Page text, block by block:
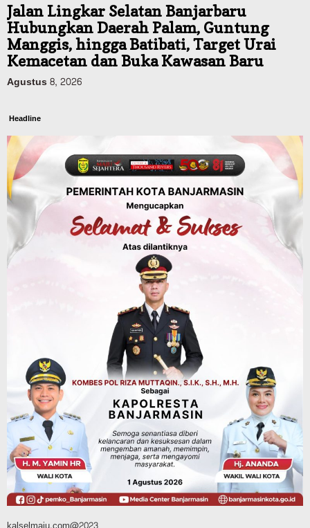
Jalan Lingkar Selatan Banjarbaru
Hubungkan Daerah Palam, Guntung
Manggis, hingga Batibati, Target Urai
Kemacetan dan Buka Kawasan Baru
Agustus 8, 2026
Headline
Panaskan Kembali Arena Panjat Tebing,
FPTI Banjarmasin Siapkan Sirkuit se-
Kalsel
Agustus 8, 2026
Sosial & Keagamaan
Hari Pramuka ke-65, Kwarcab
Banjarmasin Ziarah ke Makam Pangeran
Antasari dan Gelar Ulang Janji
Advertorial Dinas Kehutanan Kalsel
Api Sempat Berkobar, Karhutla di
Tahura Sultan Adam Berhasil
Dikendalikan
Agustus 8, 2026